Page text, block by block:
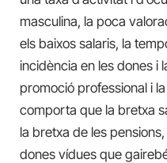
masculina, la poca
els baixos salaris, la
incidència en les dones i
promoció professional i
comporta que la bretxa
la bretxa de les
dones vídues que